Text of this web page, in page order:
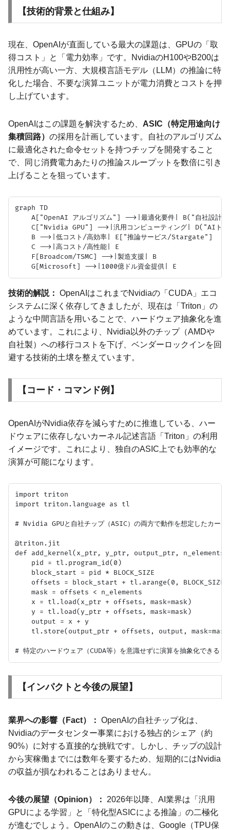
【技術的背景と仕組み】
現在、OpenAIが直面している最大の課題は、GPUの「取
得コスト」と「電力効率」です。NvidiaのH100やB200は
汎用性が高い一方、大規模言語モデル（LLM）の推論に特
化した場合、不要な演算ユニットが電力消費とコストを押
し上げています。
OpenAIはこの課題を解決するため、 ASIC（特定用途向け
集積回路） の採用を計画しています。自社のアルゴリズム
に最適化された命令セットを持つチップを開発すること
で、同じ消費電力あたりの推論スループットを数倍に引き
上げることを狙っています。
graph TD
A["OpenAI アルゴリズム"] -->|最適化要件| B("自社設計
C["Nvidia GPU"] -->|汎用コンピューティング| D("AIトレ
    B -->|低コスト/高効率| E["推論サービス/Stargate"]
    C -->|高コスト/高性能| E
    F[Broadcom/TSMC] -->|製造支援| B
技術的解説： OpenAIはこれまでNvidiaの「CUDA」エコ
システムに深く依存してきましたが、現在は「Triton」の
ような中間言語を用いることで、ハードウェア抽象化を進
めています。これにより、Nvidia以外のチップ（AMDや
自社製）への移行コストを下げ、ベンダーロックインを回
避する技術的土壌を整えています。
【コード・コマンド例】
OpenAIがNvidia依存を減らすために推進している、ハー
ドウェアに依存しないカーネル記述言語「Triton」の利用
イメージです。これにより、独自のASIC上でも効率的な
演算が可能になります。
import triton
import triton.language as tl
# Nvidia GPUと自社チップ（ASIC）の両方で動作を想定したカーネ
@triton.jit
def add_kernel(x_ptr, y_ptr, output_ptr, n_elements,
    pid = tl.program_id(0)
    block_start = pid * BLOCK_SIZE
    offsets = block_start + tl.arange(0, BLOCK_SIZE)
    mask = offsets < n_elements
    x = tl.load(x_ptr + offsets, mask=mask)
    y = tl.load(y_ptr + offsets, mask=mask)
    output = x + y
tl.store(output_ptr + offsets, output,
【インパクトと今後の展望】
業界への影響（Fact）： OpenAIの自社チップ化は、
Nvidiaのデータセンター事業における独占的シェア（約
90%）に対する直接的な挑戦です。しかし、チップの設計
から実稼働までには数年を要するため、短期的にはNvidia
の収益が損なわれることはありません。
今後の展望（Opinion）：
2026年以降、AI業界は「汎用
GPUによる学習」と「特化型ASICによる推論」の二極化
が進むでしょう。OpenAIのこの動きは、Google（TPU保